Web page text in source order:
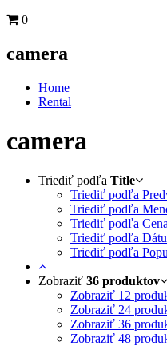
0
camera
Home
Rental
camera
Triediť podľa Title
Triediť podľa
Triediť podľa
Triediť podľa Cena
Triediť podľa
Triediť podľa
Zobraziť 36 produktov
Zobraziť 12
Zobraziť 24
Zobraziť 36
Zobraziť 48